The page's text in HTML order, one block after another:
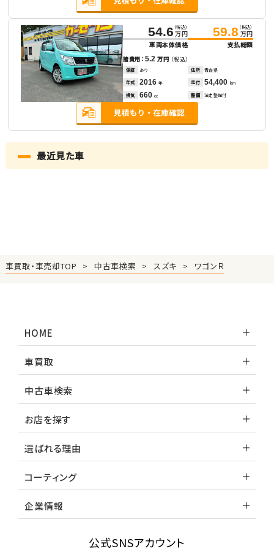
54.6 （税込）
万円
車両本体価格
59.8 （税込）
万円
支払総額
諸費用：5.2万円 （税込）
保証 あり 住所 青森県
年式 2016 年 走行 54,400 km
排気 660 cc 整備 法定整備付
最近見た車
車買取・車売却TOP 中古車検索 スズキ ワゴンＲ
HOME
車買取
中古車検索
お店を探す
選ばれる理由
コーティング
企業情報
公式SNSアカウント